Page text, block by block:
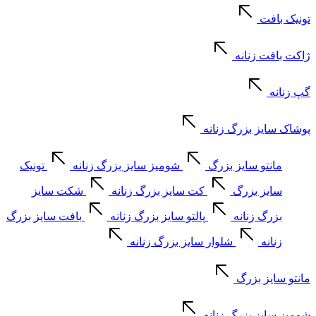
تونیک بافت
ژاکت بافت زنانه
گپ زنانه
پوشاک سایز بزرگ زنانه
مانتو سایز بزرگ شومیز سایز بزرگ زنانه تونیک
سایز بزرگ کت سایز بزرگ زنانه شکت سایز
بزرگ زنانه پالتو سایز بزرگ زنانه بافت سایز بزرگ
زنانه شلوار سایز بزرگ زنانه
مانتو سایز بزرگ